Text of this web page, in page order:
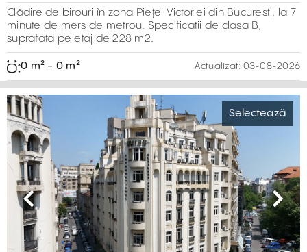
Clădire de birouri în zona Pieței Victoriei din Bucuresti, la 7
minute de mers de metrou. Specificatii de clasa B,
suprafata pe etaj de 228 m2.
0 m² - 0 m² Actualizat: 03-08-2026
Selectează
Previous Next